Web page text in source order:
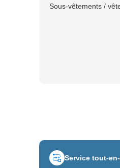
Sous-vêtements /
Service tout-